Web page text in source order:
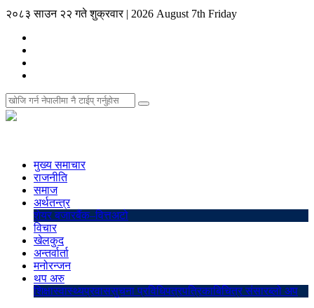
२०८३ साउन २२ गते शुक्रवार | 2026 August 7th Friday
मुख्य समाचार
राजनीति
समाज
अर्थतन्त्र
शेयर बजारबैंक–वित्तअटो
विचार
खेलकुद
अन्तर्वार्ता
मनोरन्जन
थप अरु
शिक्षास्वास्थ्यप्रवाससुचना प्रविधिपत्रपत्रिकाबिचित्र संसारब्लो अप